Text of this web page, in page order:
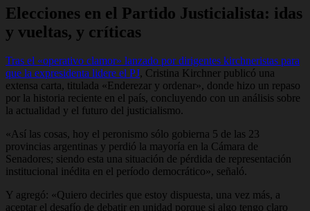
Elecciones en el Partido Justicialista: idas
y vueltas, y críticas
Tras el «operativo clamor» lanzado por dirigentes kirchneristas para
que la expresidenta lidere el PJ, Cristina Kirchner publicó una
extensa carta, titulada «Enderezar y ordenar», donde hizo un repaso
por la historia reciente en el país, concluyendo con un análisis sobre
la actualidad y el futuro del justicialismo.
«Así las cosas, hoy el peronismo sólo gobierna 5 de las 23
provincias argentinas y perdió la mayoría en la Cámara de
Senadores; siendo esta una situación de pérdida de representación
institucional inédita en el período democrático», señaló.
Y agregó: «Quiero decirles que estoy dispuesta, una vez más, a
aceptar el desafío de debatir en unidad porque si algo tengo claro